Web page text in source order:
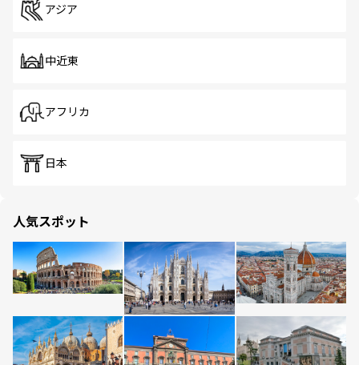
アジア
中近東
アフリカ
日本
人気スポット